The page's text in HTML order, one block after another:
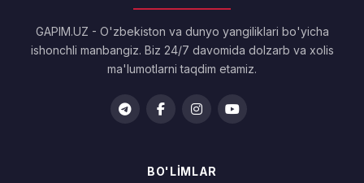
GAPIM.UZ - O'zbekiston va dunyo yangiliklari bo'yicha
ishonchli manbangiz. Biz 24/7 davomida dolzarb va xolis
ma'lumotlarni taqdim etamiz.
BO'LIMLAR